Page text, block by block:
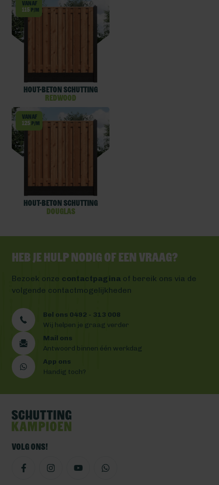
Vanaf
115 p/m
Hout-beton schutting
Redwood
Vanaf
125 p/m
Hout-beton schutting
Douglas
Heb je hulp nodig of een vraag?
Bezoek onze contactpagina of bereik ons via de
volgende contactmogelijkheden
Bel ons 0492 - 313 008
Wij helpen je graag verder
Mail ons
Antwoord binnen één werkdag
App ons
Handig toch?
Volg ons!